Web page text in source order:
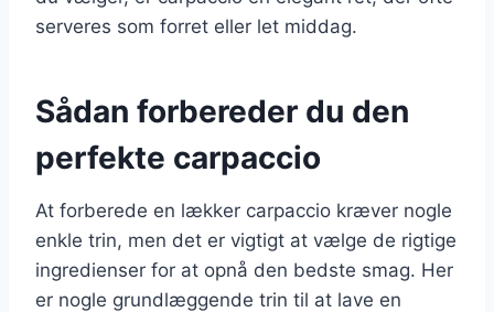
serveres som forret eller let middag.
Sådan forbereder du den
perfekte carpaccio
At forberede en lækker carpaccio kræver nogle
enkle trin, men det er vigtigt at vælge de rigtige
ingredienser for at opnå den bedste smag. Her
er nogle grundlæggende trin til at lave en